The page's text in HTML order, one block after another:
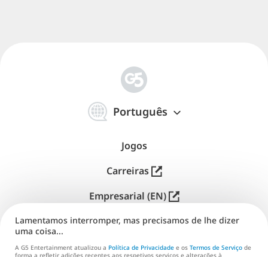
Português
体
中
Jogos
Carreiras
Empresarial (EN)
Distribuição (EN)
Assistência
Lamentamos interromper, mas precisamos de lhe dizer
uma coisa...
A G5 Entertainment atualizou a Política de Privacidade e os Termos de Serviço de
forma a refletir adições recentes aos respetivos serviços e alterações à